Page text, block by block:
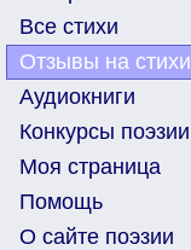
Все стихи
Отзывы на стихи
Аудиокниги
Конкурсы поэзии
Моя страница
Помощь
О сайте поэзии